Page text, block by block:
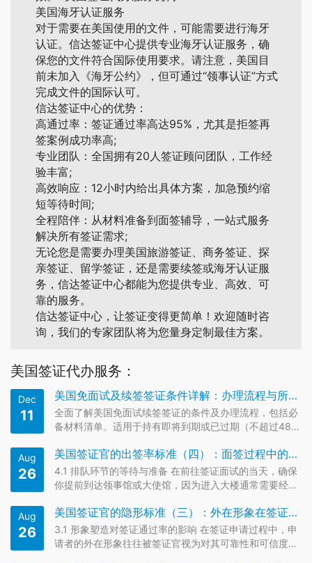
美国海牙认证服务
对于需要在美国使用的文件，可能需要进行海牙
认证。信达签证中心提供专业海牙认证服务，确
保您的文件符合国际使用要求。请注意，美国目
前未加入《海牙公约》，但可通过“领事认证”方式
完成文件的国际认可。
信达签证中心的优势：
高通过率：签证通过率高达95%，尤其是拒签再
签案例成功率高;
专业团队：全国拥有20人签证顾问团队，工作经
验丰富;
高效响应：12小时内给出具体方案，加急预约缩
短等待时间;
全程陪伴：从材料准备到面签辅导，一站式服务
解决所有签证需求;
无论您是需要办理美国旅游签证、商务签证、探
亲签证、留学签证，还是需要续签或海牙认证服
务，信达签证中心都能为您提供专业、高效、可
靠的服务。
信达签证中心，让签证变得更简单！欢迎随时咨
询，我们的专家团队将为您量身定制最佳方案。
美国签证代办服务：
Dec
11
美国免面试及续签签证条件详解：办理流程与所需材料全攻略
全面了解美国免面试续签签证的条件及办理流程，包括必
备材料清单。适用于持有即将到期或已过期（不超过48个
交申请，省时省力，助您顺利续签美国签证。
Aug
26
美国签证官的出签率标准（四）：面签过程中的注意事项
4.1 排队环节的等待与准备 在前往签证面试的当天，确保
你提前到达领事馆或大使馆，因为进入大楼通常需要经过
要显得过于紧张或焦虑。随身携带所有必要的文件，如预
约确认信、护照、DS-160确认页等，并确保它们都整齐
有序。在此阶…
Aug
26
美国签证官的隐形标准（三）：外在形象在签证面签申请中的作用
3.1 形象塑造对签证通过率的影响 在签证申请过程中，申
请者的外在形象往往被签证官视为对其可靠性和可信度的